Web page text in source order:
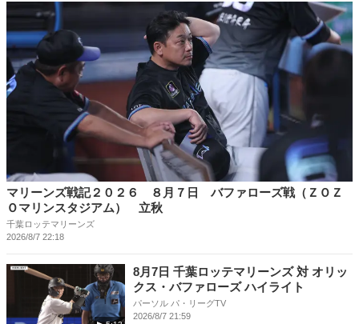
マリーンズ戦記２０２６ ８月７日 バファローズ戦（ＺＯＺ
Ｏマリンスタジアム） 立秋
千葉ロッテマリーンズ
2026/8/7 22:18
8月7日 千葉ロッテマリーンズ 対 オリッ
クス・バファローズ ハイライト
パーソル パ・リーグTV
2026/8/7 21:59